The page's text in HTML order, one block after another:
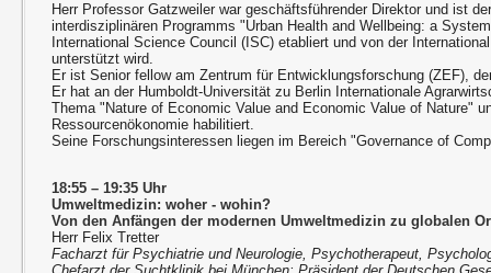
Herr Professor Gatzweiler war geschäftsführender Direktor und ist
interdisziplinären Programms "Urban Health and Wellbeing: a
International Science Council (ISC) etabliert und von der
unterstützt wird.
Er ist Senior fellow am Zentrum für Entwicklungsforschung (ZEF),
Er hat an der Humboldt-Universität zu Berlin Internationale
Thema "Nature of Economic Value and Economic Value of Nature"
Ressourcenökonomie habilitiert.
Seine Forschungsinteressen liegen im Bereich "Governance of
18:55 – 19:35 Uhr
Umweltmedizin: woher - wohin?
Von den Anfängen der modernen Umweltmedizin zu globalen
Herr Felix Tretter
Facharzt für Psychiatrie und Neurologie, Psychotherapeut,